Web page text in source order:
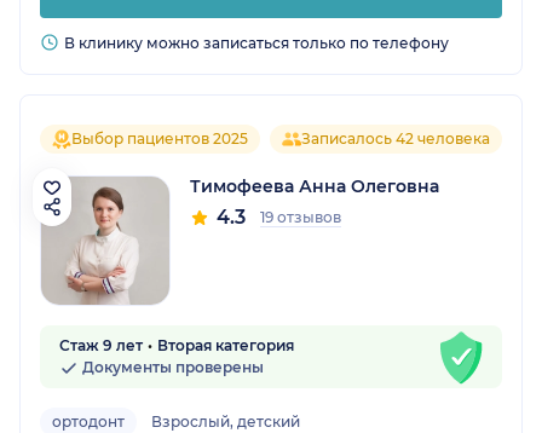
В клинику можно записаться только по телефону
Выбор пациентов 2025 Записалось 42 человека
Тимофеева Анна Олеговна
4.3 19 отзывов
Стаж 9 лет
Вторая категория
Документы проверены
ортодонт Взрослый, детский